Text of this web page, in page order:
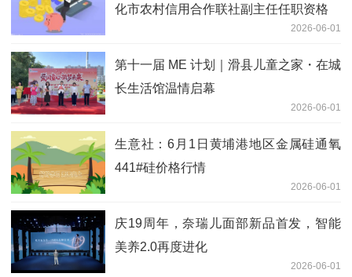
化市农村信用合作联社副主任任职资格
2026-06-01
第十一届 ME 计划｜滑县儿童之家・在城
长生活馆温情启幕
2026-06-01
生意社：6月1日黄埔港地区金属硅通氧
441#硅价格行情
2026-06-01
庆19周年，奈瑞儿面部新品首发，智能
美养2.0再度进化
2026-06-01